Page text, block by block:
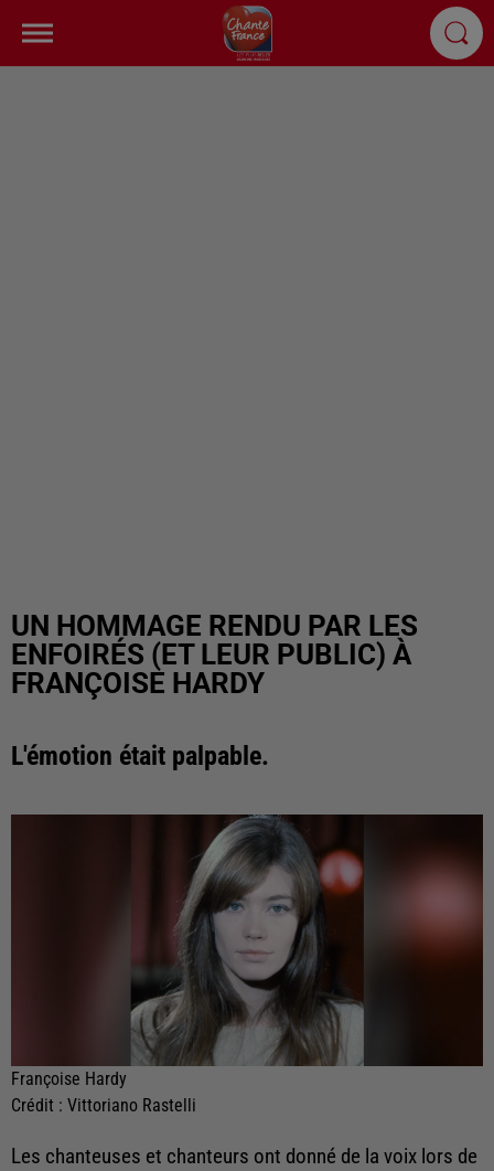
UN HOMMAGE RENDU PAR LES
ENFOIRÉS (ET LEUR PUBLIC) À
FRANÇOISE HARDY
L'émotion était palpable.
Françoise Hardy
Crédit : Vittoriano Rastelli
Les chanteuses et chanteurs ont donné de la voix lors de